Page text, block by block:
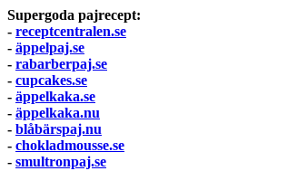
Supergoda pajrecept:
- receptcentralen.se
- äppelpaj.se
- rabarberpaj.se
- cupcakes.se
- äppelkaka.se
- äppelkaka.nu
- blåbärspaj.nu
- chokladmousse.se
- smultronpaj.se